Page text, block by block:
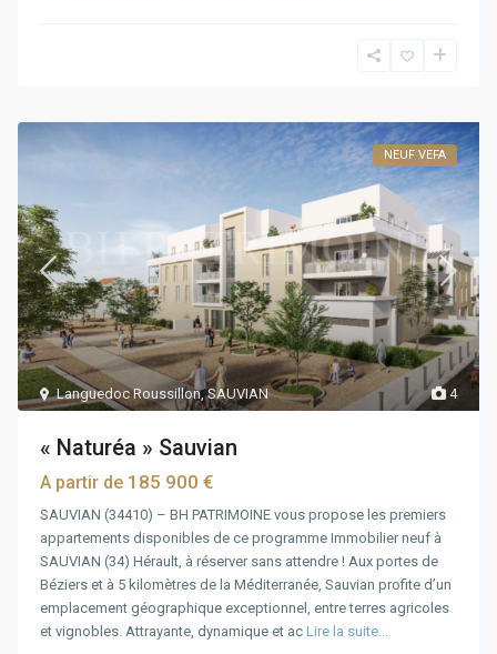
4
Languedoc Roussillon,SAUVIAN
NEUF VEFA
« Naturéa » Sauvian
A partir de 185 900 €
SAUVIAN (34410) – BH PATRIMOINE vous propose les premiers
appartements disponibles de ce programme Immobilier neuf à
SAUVIAN (34) Hérault, à réserver sans attendre ! Aux portes de
Béziers et à 5 kilomètres de la Méditerranée, Sauvian profite d’un
emplacement géographique exceptionnel, entre terres agricoles
et vignobles. Attrayante, dynamique et acLire la suite...